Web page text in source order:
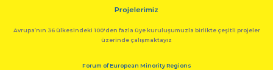
Projelerimiz
Avrupa’nın 36 ülkesindeki 100'den fazla üye kuruluşumuzla birlikte çeşitli projeler
üzerinde çalışmaktayız
Forum of European Minority Regions